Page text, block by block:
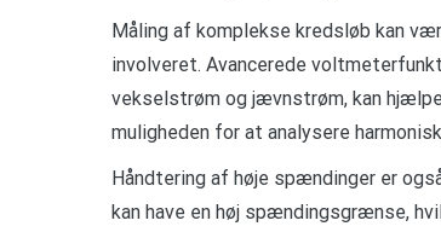
Måling af komplekse kredsløb kan
involveret. Avancerede
vekselstrøm og jævnstrøm, kan
muligheden for at analysere
Håndtering af høje spændinger er
kan have en høj spændingsgrænse,